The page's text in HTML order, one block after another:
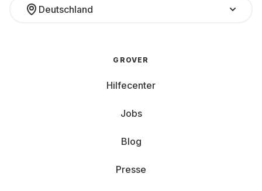
Deutschland
GROVER
Hilfecenter
Jobs
Blog
Presse